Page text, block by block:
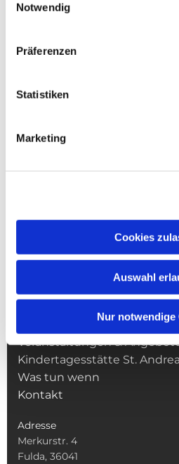
Notwendig
Präferenzen
Statistiken
Marketing
Cookies
Auswahl
Nur notwendige
NAVIGATION
Veranstaltungen &
Kindertagesstätte St.
Was tun wenn
Kontakt
Adresse
Merkurstr. 4
Fulda, 36041